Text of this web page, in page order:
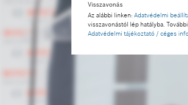
Visszavonás
Az alábbi linken: Adatvédelmi
visszavonástól lép hatályba.
Adatvédelmi tájékoztató / céges